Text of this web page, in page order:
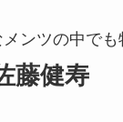
ンツの中で
藤健寿